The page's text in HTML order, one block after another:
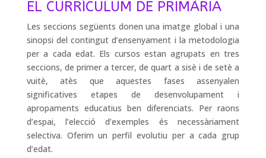
EL CURRÍCULUM DE PRIMÀRIA
Les seccions següents donen una imatge global i una
sinopsi del contingut d’ensenyament i la metodologia
per a cada edat. Els cursos estan agrupats en tres
seccions, de primer a tercer, de quart a sisè i de setè a
vuitè, atès que aquestes fases assenyalen
significatives etapes de desenvolupament i
apropaments educatius ben diferenciats. Per raons
d’espai, l’elecció d’exemples és necessàriament
selectiva. Oferim un perfil evolutiu per a cada grup
d’edat.